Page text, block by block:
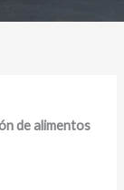
de alimentos